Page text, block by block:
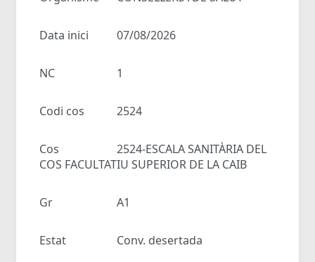
Data inici 07/08/2026
NC 1
Codi cos 2524
Cos
2524-ESCALA SANITÀRIA DEL
COS FACULTATIU SUPERIOR DE LA CAIB
Gr A1
Estat Conv. desertada